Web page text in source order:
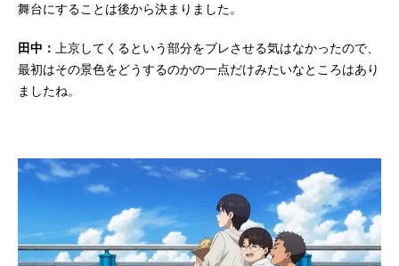
舞台にすることは後から決まりました。
田中：
上京してくるという部分をブレさせる気はなかったので、
最初はその景色をどうするのかの一点だけみたいなところはあり
ましたね。